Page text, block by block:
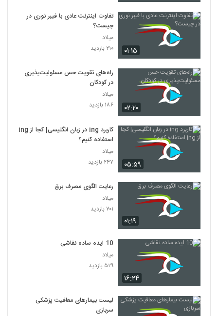
۰۱:۱۵
تفاوت اینترنت عادی با فیبر نوری در
چیست؟
میلاد
۲۱۰ بازدید
۰۲:۲۰
راه‌های تقویت حس مسئولیت‌پذیری
در کودکان
میلاد
۱۸۶ بازدید
۰۵:۵۹
کاربرد ing در زبان انگلیسی| کجا از ing
استفاده کنیم؟
میلاد
۲۴۷ بازدید
۰۱:۱۹
رعایت الگوی مصرف برق
میلاد
۷۰۱ بازدید
۱۶:۲۴
10 ایده ساده نقاشی
میلاد
۵۲۹ بازدید
لیست بیمارهای معافیت پزشکی
سربازی